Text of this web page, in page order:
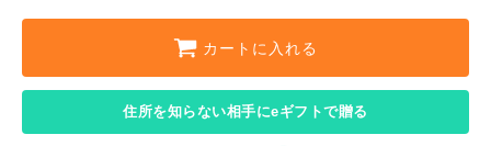
カートに入れる
住所を知らない相手にeギフトで贈る